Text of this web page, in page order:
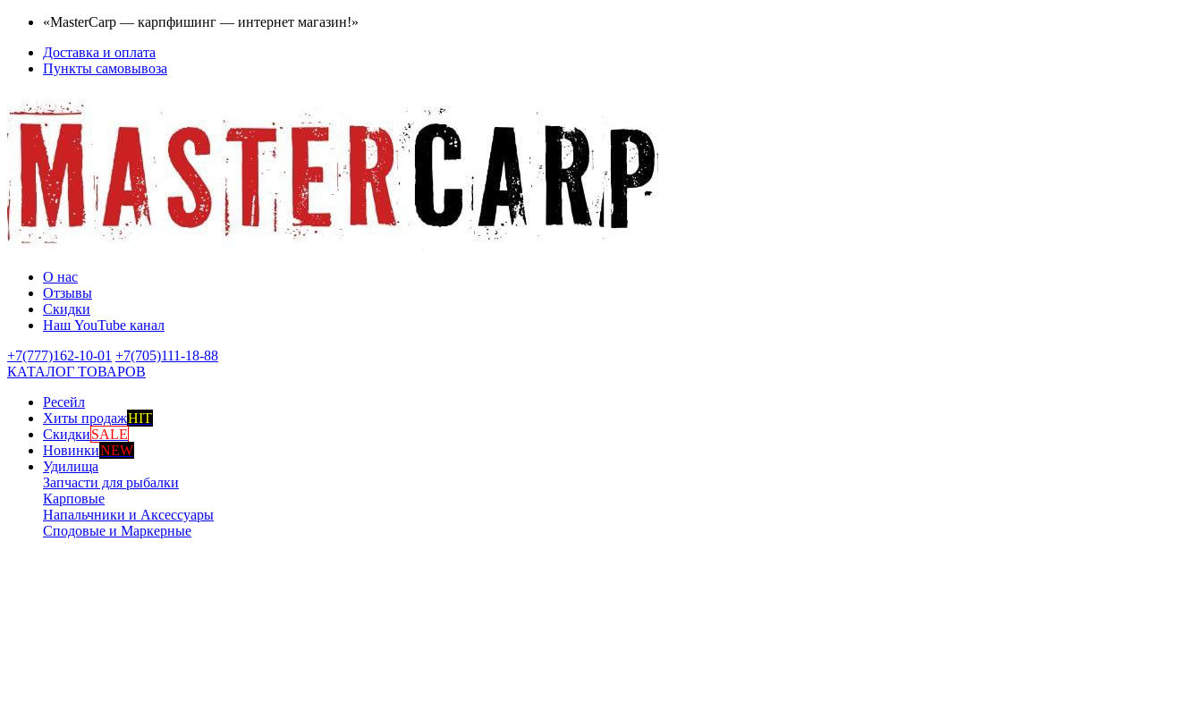
«MasterCarp — карпфишинг — интернет магазин!»
Доставка и оплата
Пункты самовывоза
О нас
Отзывы
Скидки
Наш YouTube канал
+7(777)162-10-01 +7(705)111-18-88
КАТАЛОГ ТОВАРОВ
Ресейл
Хиты продажHIT
СкидкиSALE
НовинкиNEW
Удилища
Запчасти для рыбалки
Карповые
Напальчники и Аксессуары
Сподовые и Маркерные